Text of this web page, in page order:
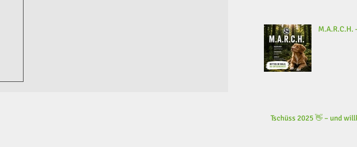
M.A.R.C.H.
Tschüss 2025 👋 – und